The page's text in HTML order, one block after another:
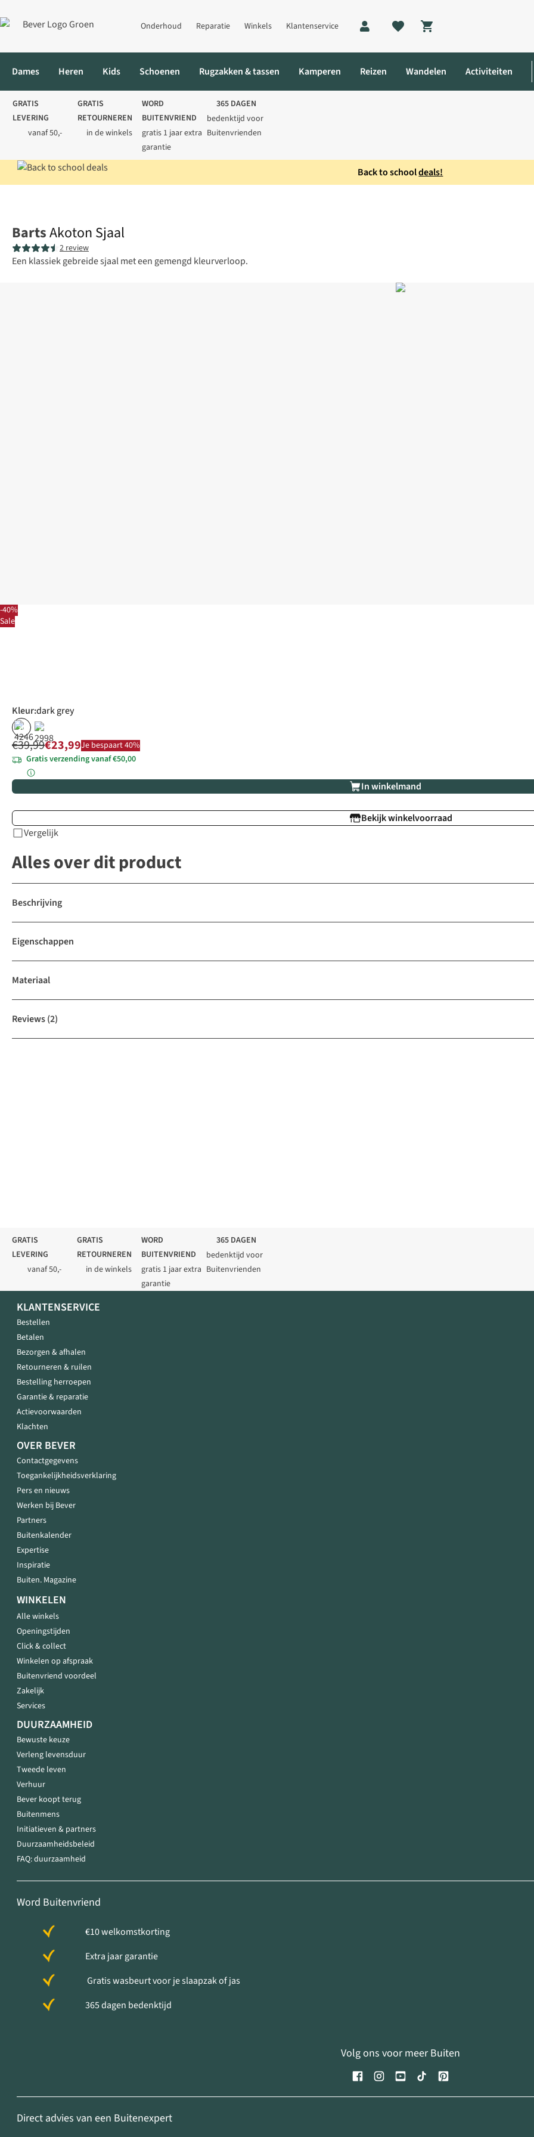
Onderhoud Reparatie Winkels Klantenservice
Shopping cart
Dames Heren Kids Schoenen Rugzakken & tassen Kamperen Reizen Wandelen Activiteiten
GRATIS
LEVERING
vanaf 50,-
GRATIS
RETOURNEREN
in de winkels
WORD
BUITENVRIEND
gratis 1 jaar extra
garantie
365 DAGEN
bedenktijd voor
Buitenvrienden
Back to schooldeals!
-40%
Sale
BartsAkoton Sjaal
2 review
Een klassiek gebreide sjaal met een gemengd kleurverloop.
Kleur:dark grey
% %
€39,99€23,99Je bespaart 40%
Gratis verzending vanaf €50,00
In winkelmand
Bekijk winkelvoorraad
Vergelijk
Alles over dit product
Beschrijving
Eigenschappen
Materiaal
Reviews(2)
GRATIS
LEVERING
vanaf 50,-
GRATIS
RETOURNEREN
in de winkels
WORD
BUITENVRIEND
gratis 1 jaar extra
garantie
365 DAGEN
bedenktijd voor
Buitenvrienden
KLANTENSERVICE
Bestellen
Betalen
Bezorgen & afhalen
Retourneren & ruilen
Bestelling herroepen
Garantie & reparatie
Actievoorwaarden
Klachten
OVER BEVER
Contactgegevens
Toegankelijkheidsverklaring
Pers en nieuws
Werken bij Bever
Partners
Buitenkalender
Expertise
Inspiratie
Buiten. Magazine
WINKELEN
Alle winkels
Openingstijden
Click & collect
Winkelen op afspraak
Buitenvriend voordeel
Zakelijk
Services
DUURZAAMHEID
Bewuste keuze
Verleng levensduur
Tweede leven
Verhuur
Bever koopt terug
Buitenmens
Initiatieven & partners
Duurzaamheidsbeleid
FAQ: duurzaamheid
Word Buitenvriend
€10 welkomstkorting
Extra jaar garantie
Gratis wasbeurt voor je slaapzak of jas
365 dagen bedenktijd
Volg ons voor meer Buiten
Direct advies van een Buitenexpert